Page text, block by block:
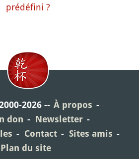
prédéfini ?
2026
À propos
don
Newsletter
Contact
Sites amis
Plan du site